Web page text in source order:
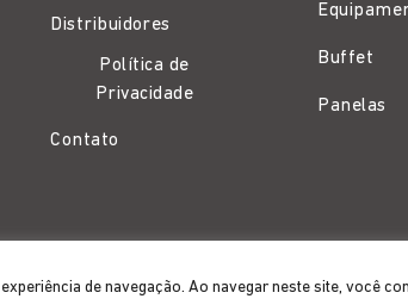
de navegação. Ao navegar neste site, você
Distribuidores
Política de
Privacidade
Contato
Buffet
Panelas